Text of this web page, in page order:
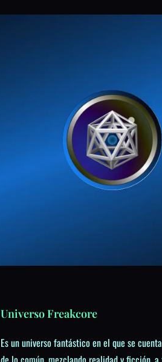
Universo Freakcore
Es un universo fantástico en el que se